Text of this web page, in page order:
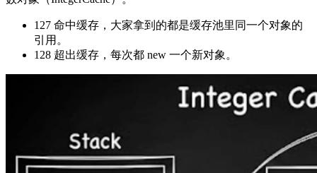
127 命中缓存，大家拿到的都是缓存池里同一个对象的
引用。
128 超出缓存，每次都 new 一个新对象。